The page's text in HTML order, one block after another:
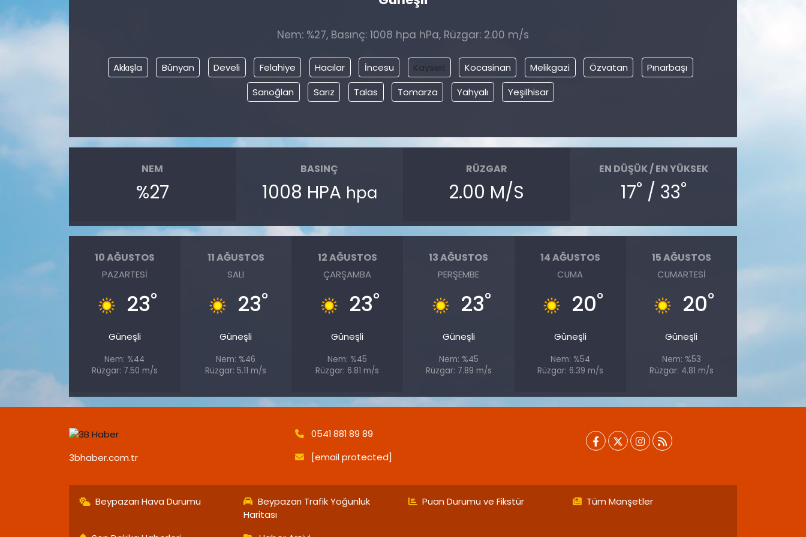
Nem: %27, Basınç: 1008 hpa hPa, Rüzgar: 2.00 m/s
Akkışla Bünyan Develi Felahiye Hacılar İncesu Kayseri Kocasinan Melikgazi Özvatan
Pınarbaşı
Sarıoğlan
Sarız Talas Tomarza Yahyalı Yeşilhisar
NEM
%27
BASINÇ
1008 HPA hpa
RÜZGAR
2.00 M/S
EN DÜŞÜK / EN YÜKSEK
17° / 33°
10 AĞUSTOS
PAZARTESI
23°
Güneşli
Nem: %44
Rüzgar: 7.50 m/s
11 AĞUSTOS
SALI
23°
Güneşli
Nem: %46
Rüzgar: 5.11 m/s
12 AĞUSTOS
ÇARŞAMBA
23°
Güneşli
Nem: %45
Rüzgar: 6.81 m/s
13 AĞUSTOS
PERŞEMBE
23°
Güneşli
Nem: %45
Rüzgar: 7.89 m/s
14 AĞUSTOS
CUMA
20°
Güneşli
Nem: %54
Rüzgar: 6.39 m/s
15 AĞUSTOS
CUMARTESI
20°
Güneşli
Nem: %53
Rüzgar: 4.81 m/s
3bhaber.com.tr
0541 881 89 89
[email protected]
Beypazarı Hava Durumu
Beypazarı Trafik Yoğunluk
Haritası
Puan Durumu ve Fikstür Tüm Manşetler